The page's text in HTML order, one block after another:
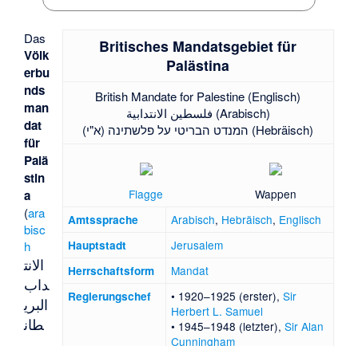
Britisches Mandatsgebiet für
Palästina
British Mandate for Palestine (Englisch)
فلسطين الانتدابية (Arabisch)
המנדט הבריטי על פלשתינה (א"י) (Hebräisch)
Flagge Wappen
Amtssprache Arabisch, Hebräisch, Englisch
Hauptstadt Jerusalem
Herrschaftsform Mandat
Regierungschef • 1920–1925 (erster),Sir
Herbert L. Samuel
• 1945–1948 (letzter),Sir Alan
Cunningham
Das
Völk
erbu
nds
man
dat
für
Palä
stin
a
(ara
bisc
h
الانت
داب
البري
طان